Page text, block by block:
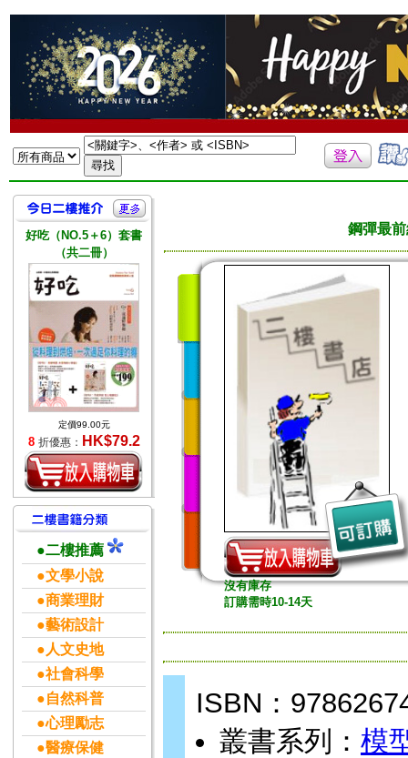
好吃（NO.5＋6）套書
（共二冊）
定價99.00元
8 折優惠： HK$79.2
●二樓推薦
●文學小說
●商業理財
●藝術設計
●人文史地
●社會科學
●自然科普
●心理勵志
●醫療保健
鋼彈最
沒有庫存
訂購需時10-14天
ISBN：
叢書系列： 模